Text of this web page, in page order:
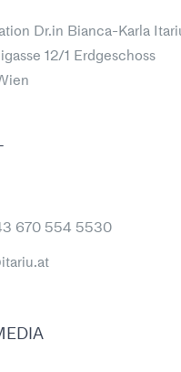
Dr.in Bianca-Karla
12/1 Erdgeschoss
670 554 5530